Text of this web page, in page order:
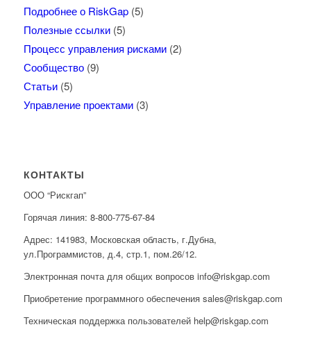
Подробнее о RiskGap(5)
Полезные ссылки(5)
Процесс управления рисками(2)
Сообщество(9)
Статьи(5)
Управление проектами(3)
КОНТАКТЫ
ООО “Рискгап”
Горячая линия: 8-800-775-67-84
Адрес: 141983, Московская область, г.Дубна,
ул.Программистов, д.4, стр.1, пом.26/12.
Электронная почта для общих вопросов info@riskgap.com
Приобретение программного обеспечения sales@riskgap.com
Техническая поддержка пользователей help@riskgap.com